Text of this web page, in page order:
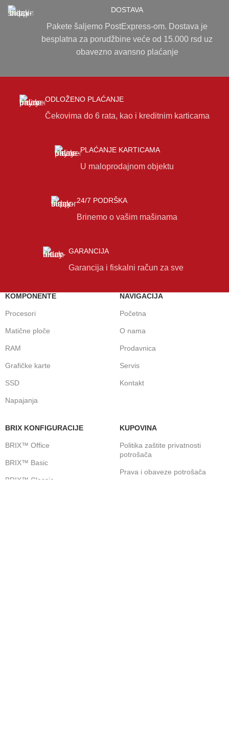
DOSTAVA
Pakete šaljemo PostExpress-om. Dostava je
besplatna za porudžbine veće od 15.000 rsd uz
obavezno avansno plaćanje
ODLOŽENO PLAĆANJE
Čekovima do 6 rata, kao i kreditnim karticama
PLAĆANJE KARTICAMA
U maloprodajnom objektu
24/7 PODRŠKA
Brinemo o vašim mašinama
GARANCIJA
Garancija i fiskalni račun za sve
KOMPONENTE
Procesori
Matične ploče
RAM
Grafičke karte
SSD
Napajanja
NAVIGACIJA
Početna
O nama
Prodavnica
Servis
Kontakt
BRIX KONFIGURACIJE
BRIX™ Office
BRIX™ Basic
BRIX™ Classic
KUPOVINA
Politika zaštite privatnosti
potrošača
Prava i obaveze potrošača